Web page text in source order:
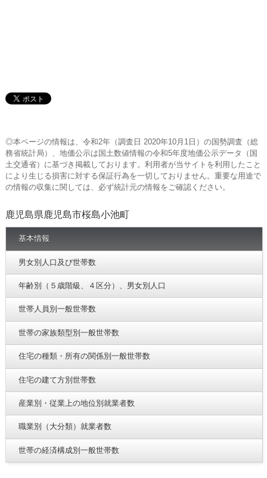
◎本ページの情報は、令和2年（調査日 2020年10月1日）の国勢調査（総
務省統計局）、地価公示は国土数値情報の令和5年度地価公示データ（国
土交通省）に基づき掲載しております。利用者が当サイトを利用したこと
により生じる損害に対する保証行為を一切しておりません。重要な用途で
の情報の収集に関しては、必ず統計元の情報をご確認ください。
鹿児島県鹿児島市桜島小池町
基本情報
男女別人口及び世帯数
年齢別（５歳階級、４区分）、男女別人口
世帯人員別一般世帯数
世帯の家族類型別一般世帯数
住宅の種類・所有の関係別一般世帯数
住宅の建て方別世帯数
産業別・従業上の地位別就業者数
職業別（大分類）就業者数
世帯の経済構成別一般世帯数